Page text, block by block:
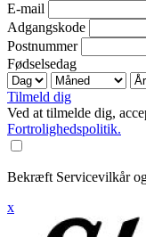
E-mail
Adgangskode
Postnummer
Fødselsedag
Tilmeld dig
Ved at tilmelde dig,
Fortrolighedspolitik.
Bekræft Servicevilkår
x